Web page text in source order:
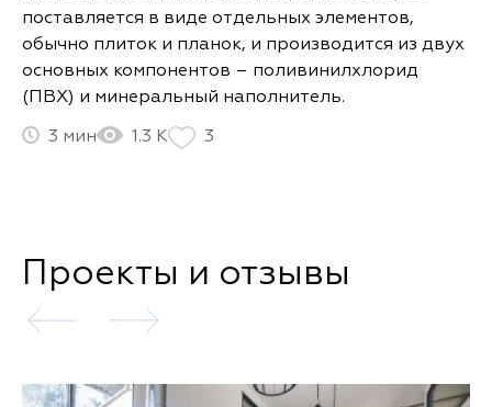
поставляется в виде отдельных элементов,
обычно плиток и планок, и производится из двух
основных компонентов – поливинилхлорид
(ПВХ) и минеральный наполнитель.
3 1.3 К 3
Проекты и отзывы